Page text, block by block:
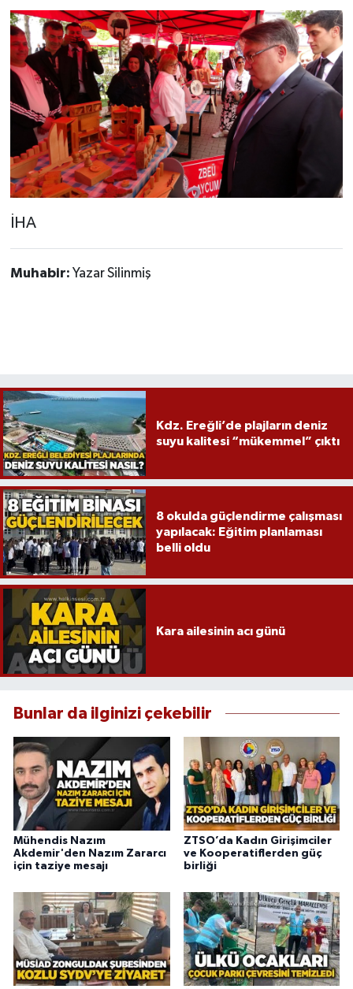
İHA
Muhabir: Yazar Silinmiş
Kdz. Ereğli’de plajların deniz
suyu kalitesi “mükemmel” çıktı
8 okulda güçlendirme çalışması
yapılacak: Eğitim planlaması
belli oldu
Kara ailesinin acı günü
Bunlar da ilginizi çekebilir
Mühendis Nazım
Akdemir'den Nazım Zararcı
için taziye mesajı
ZTSO’da Kadın Girişimciler
ve Kooperatiflerden güç
birliği